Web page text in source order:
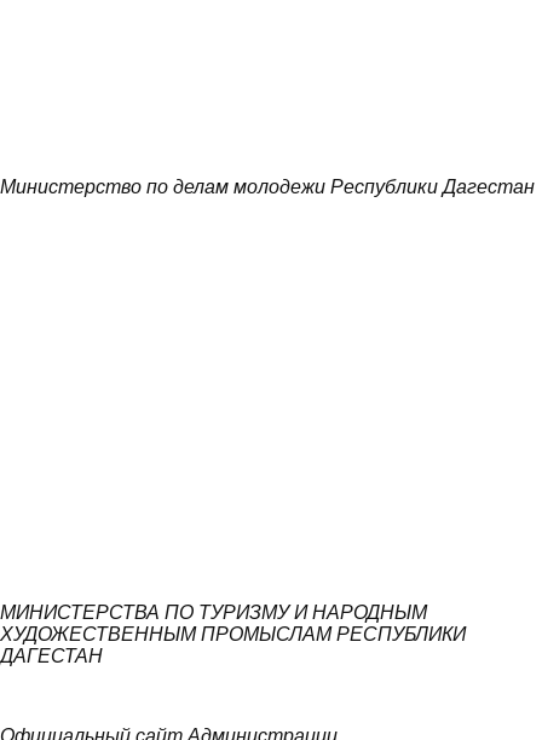
Министерство по делам молодежи Республики Дагестан
МИНИСТЕРСТВА ПО ТУРИЗМУ И НАРОДНЫМ
ХУДОЖЕСТВЕННЫМ ПРОМЫСЛАМ РЕСПУБЛИКИ
ДАГЕСТАН
Официальный сайт Администрации